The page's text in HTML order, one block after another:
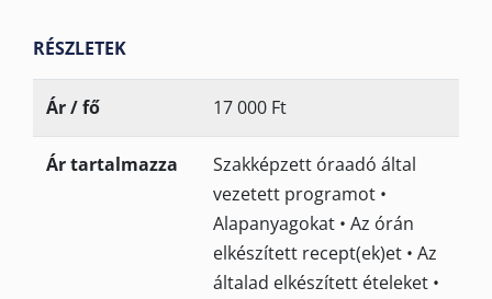
RÉSZLETEK
Ár / fő 17 000 Ft
Ár tartalmazza
Szakképzett óraadó által
vezetett programot •
Alapanyagokat • Az órán
elkészített recept(ek)et • Az
általad elkészített ételeket •